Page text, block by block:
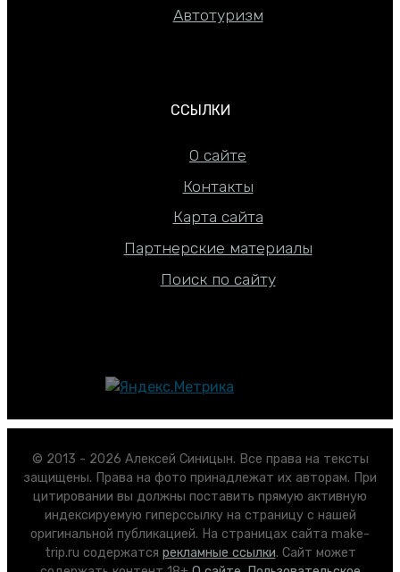
Автотуризм
ССЫЛКИ
О сайте
Контакты
Карта сайта
Партнерские материалы
Поиск по сайту
© 2013 - 2026 Алексей Синицын. Все права на тексты
защищены. Права на фото принадлежат их авторам. При
цитировании вы должны поставить прямую активную
индексируемую гиперссылку на страницу с нашей
оригинальной публикацией. На страницах сайта make-
trip.ru содержатся рекламные ссылки. Сайт может